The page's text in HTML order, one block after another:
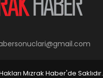
Mızrak Haber'de Saklıdır.